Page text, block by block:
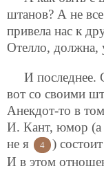
штанов? А не
привела нас к
Отелло, должна,
И последнее.
вот со своими
Анекдот-то в
И. Кант, юмор (а
не я
4
)
И в этом